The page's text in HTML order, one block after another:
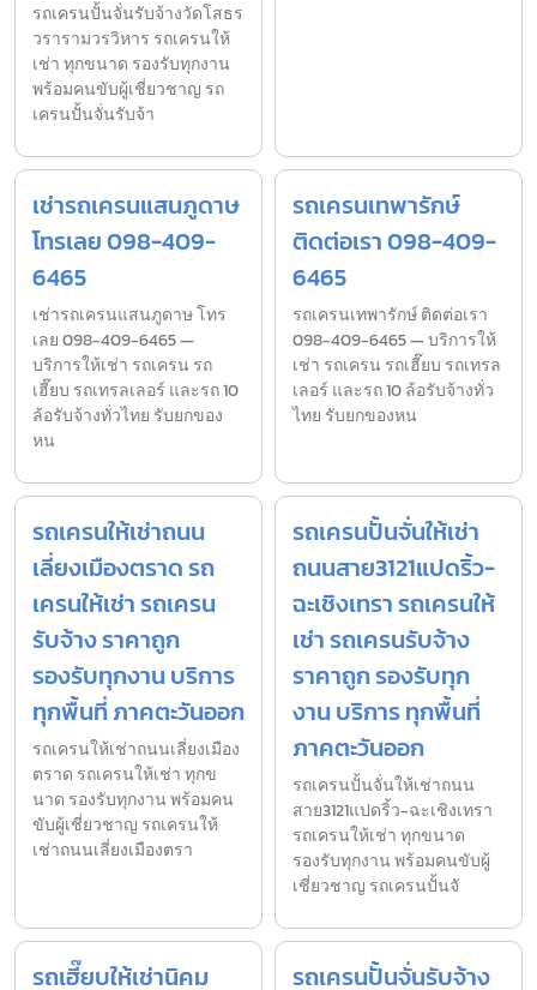
รถเครนปั้นจั่นรับจ้างวัดโสธร
วรารามวรวิหาร รถเครนให้
เช่า ทุกขนาด รองรับทุกงาน
พร้อมคนขับผู้เชี่ยวชาญ รถ
เครนปั้นจั่นรับจ้า
เช่ารถเครนแสนภูดาษ
โทรเลย 098-409-
6465
เช่ารถเครนแสนภูดาษ โทร
เลย 098-409-6465 —
บริการให้เช่า รถเครน รถ
เฮี๊ยบ รถเทรลเลอร์ และรถ 10
ล้อรับจ้างทั่วไทย รับยกของ
หน
รถเครนเทพารักษ์
ติดต่อเรา 098-409-
6465
รถเครนเทพารักษ์ ติดต่อเรา
098-409-6465 — บริการให้
เช่า รถเครน รถเฮี๊ยบ รถเทรล
เลอร์ และรถ 10 ล้อรับจ้างทั่ว
ไทย รับยกของหน
รถเครนให้เช่าถนน
เลี่ยงเมืองตราด รถ
เครนให้เช่า รถเครน
รับจ้าง ราคาถูก
รองรับทุกงาน บริการ
ทุกพื้นที่ ภาคตะวันออก
รถเครนให้เช่าถนนเลี่ยงเมือง
ตราด รถเครนให้เช่า ทุกข
นาด รองรับทุกงาน พร้อมคน
ขับผู้เชี่ยวชาญ รถเครนให้
เช่าถนนเลี่ยงเมืองตรา
รถเครนปั้นจั่นให้เช่า
ถนนสาย3121แปดริ้ว-
ฉะเชิงเทรา รถเครนให้
เช่า รถเครนรับจ้าง
ราคาถูก รองรับทุก
งาน บริการ ทุกพื้นที่
ภาคตะวันออก
รถเครนปั้นจั่นให้เช่าถนน
สาย3121แปดริ้ว-ฉะเชิงเทรา
รถเครนให้เช่า ทุกขนาด
รองรับทุกงาน พร้อมคนขับผู้
เชี่ยวชาญ รถเครนปั้นจั
รถเฮี๊ยบให้เช่านิคม รถเครนปั้นจั่นรับจ้าง